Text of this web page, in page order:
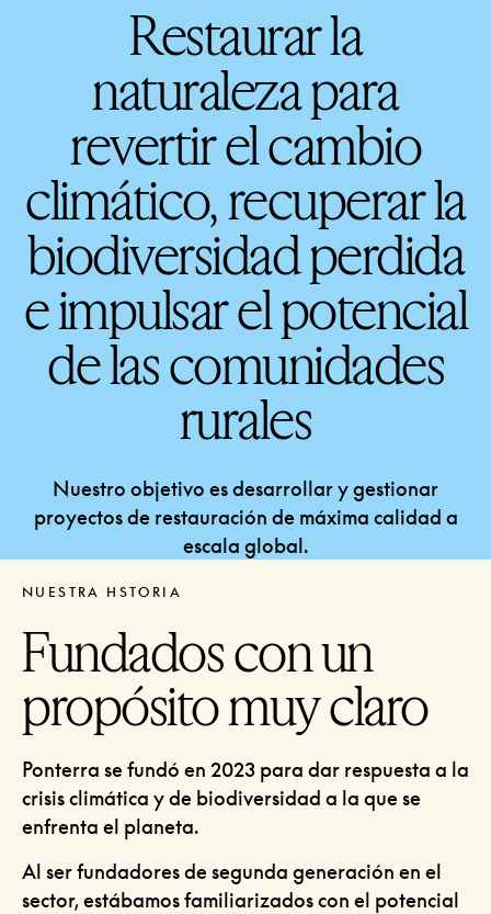
Restaurar la
naturaleza para
revertir el cambio
climático, recuperar la
biodiversidad perdida
e impulsar el potencial
de las comunidades
rurales
Nuestro objetivo es desarrollar y gestionar
proyectos de restauración de máxima calidad a
escala global.
NUESTRA HSTORIA
Fundados con un
propósito muy claro
Ponterra se fundó en 2023 para dar respuesta a la
crisis climática y de biodiversidad a la que se
enfrenta el planeta.
Al ser fundadores de segunda generación en el
sector, estábamos familiarizados con el potencial